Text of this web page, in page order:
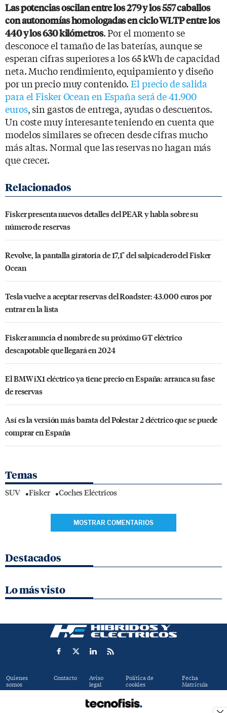
Las potencias oscilan entre los 279 y los 557 caballos
con autonomías homologadas en ciclo WLTP entre los
440 y los 630 kilómetros. Por el momento se
desconoce el tamaño de las baterías, aunque se
esperan cifras superiores a los 65 kWh de capacidad
neta. Mucho rendimiento, equipamiento y diseño
por un precio muy contenido.El precio de salida
para el Fisker Ocean en España será de 41.900
euros, sin gastos de entrega, ayudas o descuentos.
Un coste muy interesante teniendo en cuenta que
modelos similares se ofrecen desde cifras mucho
más altas. Normal que las reservas no hagan más
que crecer.
Fisker presenta nuevos detalles del PEAR y habla sobre su
número de reservas
Revolve, la pantalla giratoria de 17,1" del salpicadero del Fisker
Ocean
Tesla vuelve a aceptar reservas del Roadster: 43.000 euros por
entrar en la lista
Fisker anuncia el nombre de su próximo GT eléctrico
descapotable que llegará en 2024
El BMW iX1 eléctrico ya tiene precio en España: arranca su fase
de reservas
Así es la versión más barata del Polestar 2 eléctrico que se puede
comprar en España
Temas
SUV Fisker Coches Eléctricos
MOSTRAR COMENTARIOS
Destacados
Lo más visto
Quienes
somos
Contacto Aviso
legal
Política de
cookies
Fecha
Matrícula